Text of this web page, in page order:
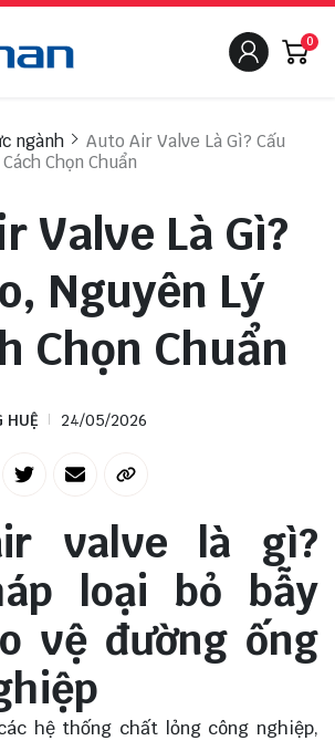
0
ngành
Auto Air Valve Là Gì? Cấu
Chọn Chuẩn
Valve Là Gì?
Nguyên Lý
Chọn Chuẩn
HUỆ 24/05/2026
valve là gì?
loại bỏ bẫy
vệ đường ống
hệ thống chất lỏng công nghiệp,